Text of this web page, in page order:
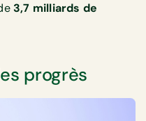
3,7 milliards de
progrès